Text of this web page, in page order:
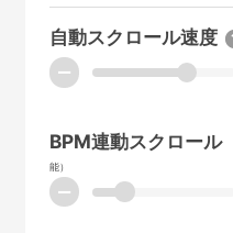
自動スクロール速度
ー
BPM連動スクロール
能）
ー